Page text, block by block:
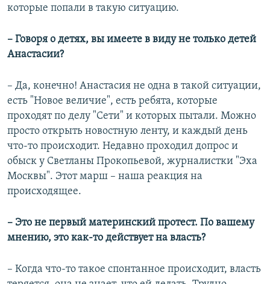
которые попали в такую ситуацию.
– ​Говоря о детях, вы имеете в виду не только детей
Анастасии?
– Да, конечно! Анастасия не одна в такой ситуации,
есть "Новое величие", есть ребята, которые
проходят по делу "Сети" и которых пытали. Можно
просто открыть новостную ленту, и каждый день
что-то происходит. Недавно проходил допрос и
обыск у Светланы Прокопьевой, журналистки "Эха
Москвы". Этот марш – наша реакция на
происходящее.
– Это не первый материнский протест. По вашему
мнению, это как-то действует на власть?
– Когда что-то такое спонтанное происходит, власть